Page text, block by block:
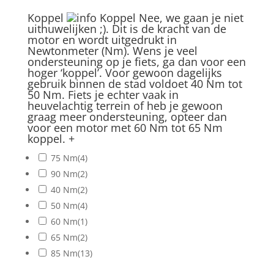
Koppel Koppel Nee, we gaan je niet
uithuwelijken ;). Dit is de kracht van de
motor en wordt uitgedrukt in
Newtonmeter (Nm). Wens je veel
ondersteuning op je fiets, ga dan voor een
hoger ‘koppel’. Voor gewoon dagelijks
gebruik binnen de stad voldoet 40 Nm tot
50 Nm. Fiets je echter vaak in
heuvelachtig terrein of heb je gewoon
graag meer ondersteuning, opteer dan
voor een motor met 60 Nm tot 65 Nm
koppel. +
75 Nm(4)
90 Nm(2)
40 Nm(2)
50 Nm(4)
60 Nm(1)
65 Nm(2)
85 Nm(13)